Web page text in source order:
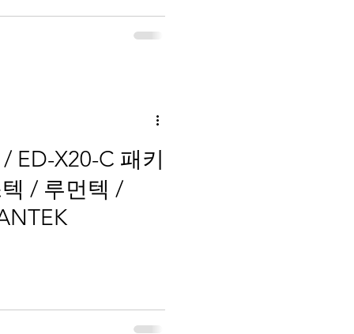
ED-X20-C 패키
/ 루먼텍 /